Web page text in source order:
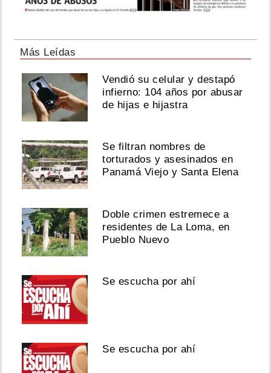
Más Leídas
Vendió su celular y destapó
infierno: 104 años por abusar
de hijas e hijastra
Se filtran nombres de
torturados y asesinados en
Panamá Viejo y Santa Elena
Doble crimen estremece a
residentes de La Loma, en
Pueblo Nuevo
Se escucha por ahí
Se escucha por ahí